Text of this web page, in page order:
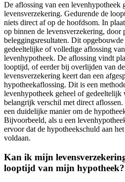
De aflossing van een levenhypotheek
levensverzekering. Gedurende de
niets direct af op de hoofdsom. In
op binnen de levensverzekering, door
beleggingsresultaten. Dit
gedeeltelijke of volledige aflossing
levenhypotheek. De aflossing vindt
looptijd, of eerder bij overlijden van
levensverzekering keert dan een
hypotheekaflossing. Dit is een
levenhypotheek geheel of
belangrijk verschil met direct
een duidelijke manier om de
Bijvoorbeeld, als u een
ervoor dat de hypotheekschuld aan
voldaan.
Kan ik mijn
looptijd van mijn hypotheek?